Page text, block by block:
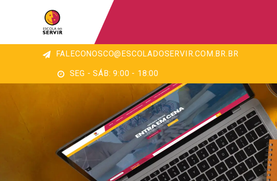
FALECONOSCO@ESCOLADOSERVIR.COM.BR.BR
SEG - SÁB: 9:00 - 18:00